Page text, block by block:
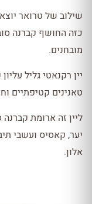
שילוב של טרואר יוצא
כזה החושף קברנה
מובחנים.
יין רקנאטי גליל
טאנינים קטיפתיים
ליין זה ארומת קברנה
יער, קאסיס ועשבי
אלון.